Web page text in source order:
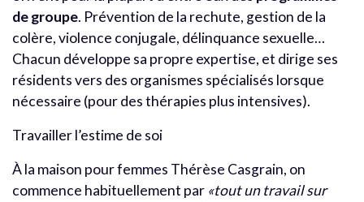
de groupe. Prévention de la rechute, gestion de la
colère, violence conjugale, délinquance sexuelle…
Chacun développe sa propre expertise, et dirige ses
résidents vers des organismes spécialisés lorsque
nécessaire (pour des thérapies plus intensives).
Travailler l’estime de soi
À la maison pour femmes Thérèse Casgrain, on
commence habituellement par «tout un travail sur